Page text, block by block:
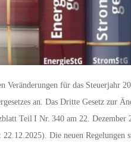
Veränderungen für das Steuerjahr
an. Das Dritte Gesetz zur
Teil I Nr. 340 am 22.
Die neuen Regelungen